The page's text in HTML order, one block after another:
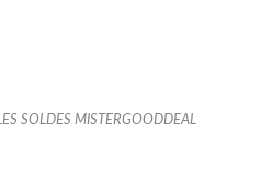
SOLDES MISTERGOODDEAL